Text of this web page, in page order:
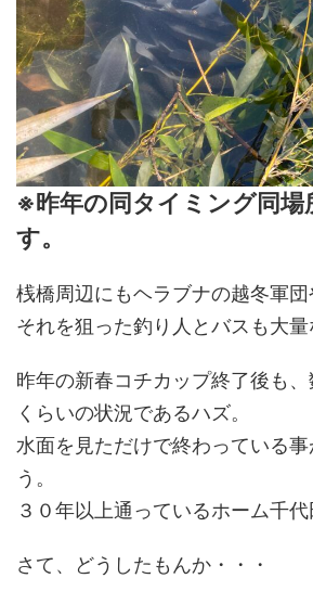
※昨年の同タイミング同場
す。
桟橋周辺にもヘラブナの越冬軍団
それを狙った釣り人とバスも大量
昨年の新春コチカップ終了後も
くらいの状況であるハズ。
水面を見ただけで終わっている事
う。
３０年以上通っているホーム千代
さて、どうしたもんか・・・